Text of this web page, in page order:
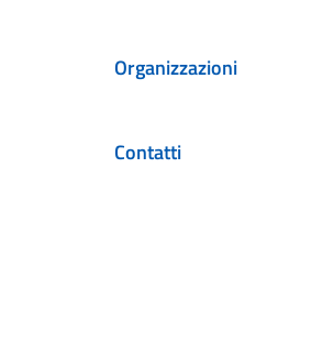
Organizzazioni
Contatti